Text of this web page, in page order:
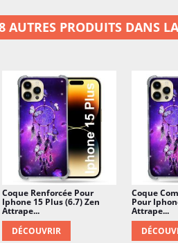
AUTRES PRODUITS DANS
Coque Renforcée Pour
Iphone 15 Plus (6.7) Zen
Attrape...
DÉCOUVRIR
Coque
Pour
Attrape...